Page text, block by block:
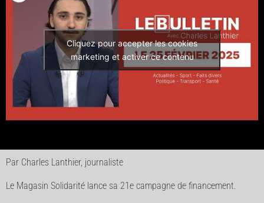
Cliquez pour accepter les cookies
marketing et activer ce contenu
Par Charles Lanthier, journaliste
Le Magasin Solidarité lance sa 21e campagne de financement.